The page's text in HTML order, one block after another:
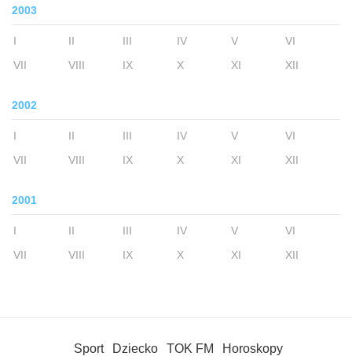
2003
I II III IV V
VI
VII
VIII IX X XI XII
2002
I II III IV V
VI
VII
VIII IX X XI XII
2001
I II III IV V
VI
VII
VIII IX X XI XII
Sport Dziecko TOK FM Horoskopy